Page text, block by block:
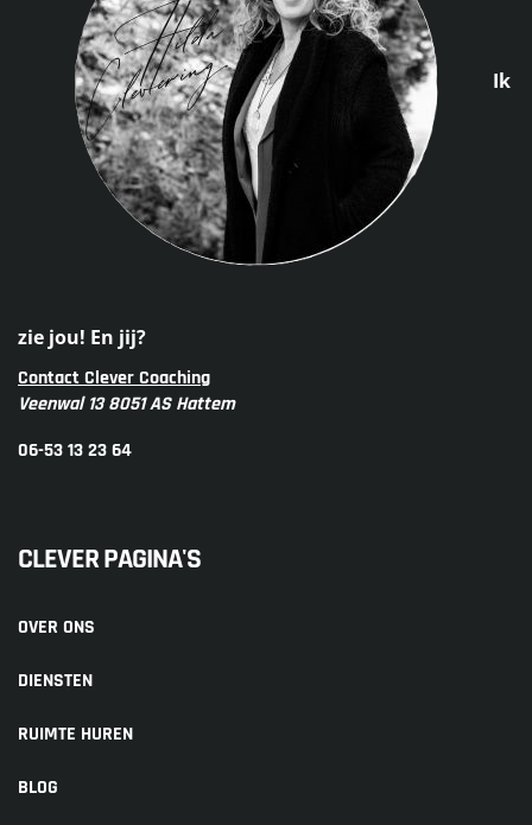
Ik
zie jou! En jij?
Contact Clever Coaching
Veenwal 13 8051 AS Hattem
06-53 13 23 64
CLEVER PAGINA'S
OVER ONS
DIENSTEN
RUIMTE HUREN
BLOG